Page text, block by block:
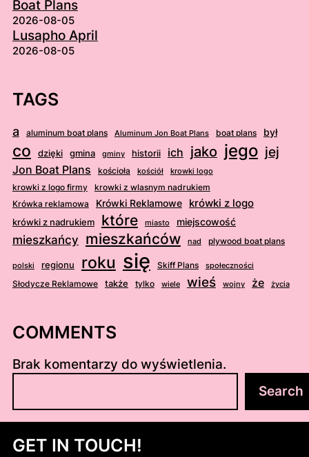
Boat Plans
2026-08-05
Lusapho April
2026-08-05
TAGS
a aluminum boat plans Aluminum Jon Boat Plans boat plans był
co dzięki gmina gminy historii ich jako jego jej
Jon Boat Plans kościoła kościół krowki logo
krowki z logo firmy
krowki z wlasnym nadrukiem
Krówka reklamowa
Krówki Reklamowe krówki z logo
krówki z nadrukiem które miasto miejscowość
mieszkańcy mieszkańców nad plywood boat plans
polski regionu roku się Skiff Plans społeczności
Słodycze Reklamowe także tylko wiele wieś wojny że życia
COMMENTS
Brak komentarzy do wyświetlenia.
u
a
Search
GET IN TOUCH!